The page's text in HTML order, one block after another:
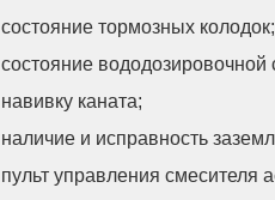
состояние тормозных колодок;
состояние вододозировочной
навивку каната;
наличие и исправность
пульт управления смесителя